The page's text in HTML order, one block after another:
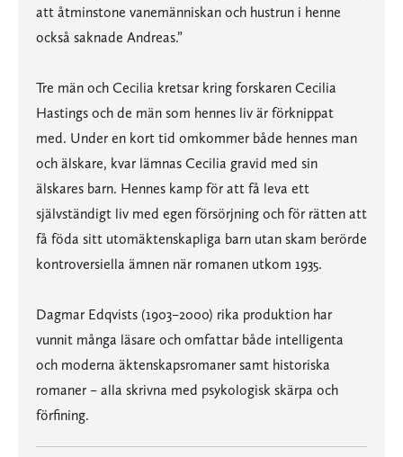
att åtminstone vanemänniskan och hustrun i henne
också saknade Andreas.”
Tre män och Cecilia kretsar kring forskaren Cecilia
Hastings och de män som hennes liv är förknippat
med. Under en kort tid omkommer både hennes man
och älskare, kvar lämnas Cecilia gravid med sin
älskares barn. Hennes kamp för att få leva ett
självständigt liv med egen försörjning och för rätten att
få föda sitt utomäktenskapliga barn utan skam berörde
kontroversiella ämnen när romanen utkom 1935.
Dagmar Edqvists (1903–2000) rika produktion har
vunnit många läsare och omfattar både intelligenta
och moderna äktenskapsromaner samt historiska
romaner – alla skrivna med psykologisk skärpa och
förfining.